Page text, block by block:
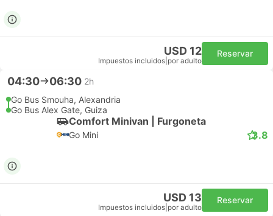
USD 12
Impuestos incluidos por adulto
Reservar
04:30 06:30 2h
Go Bus Smouha, Alexandria
Go Bus Alex Gate, Guiza
Comfort Minivan | Furgoneta
Go Mini 3.8
USD 13
Impuestos incluidos por adulto
Reservar